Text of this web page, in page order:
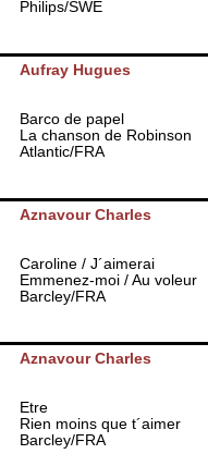
Philips/SWE
Aufray Hugues
Barco de papel
La chanson de Robinson
Atlantic/FRA
Aznavour Charles
Caroline / J´aimerai
Emmenez-moi / Au voleur
Barcley/FRA
Aznavour Charles
Etre
Rien moins que t´aimer
Barcley/FRA